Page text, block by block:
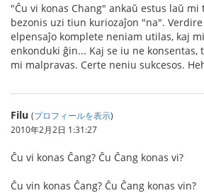
"Ĉu vi konas Chang" ankaŭ estus laŭ mi
bezonis uzi tiun kuriozaĵon "na".
elpensaĵo komplete neniam utilas, kaj
enkonduki ĝin... Kaj se iu ne konsentas,
mi malpravas. Certe neniu sukcesos.
Filu (プロフィールを表示)
2010年2月2日 1:31:27
Ĉu vi konas Ĉang? Ĉu Ĉang konas vi?
Ĉu vin konas Ĉang? Ĉu Ĉang konas vin?